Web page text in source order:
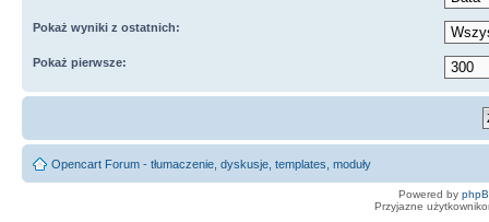
Pokaż wyniki z ostatnich:
Pokaż pierwsze:
Opencart Forum - tłumaczenie, dyskusje, templates, moduły
Powered by
Przyjazne